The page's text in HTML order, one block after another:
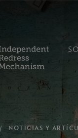
NOTICIAS Y